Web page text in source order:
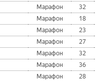
Марафон 32
Марафон 18
Марафон 23
Марафон 27
Марафон 32
Марафон 36
Марафон 28